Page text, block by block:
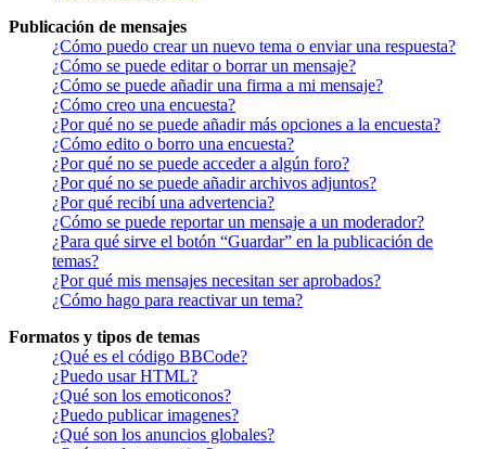
Publicación de mensajes
¿Cómo puedo crear un nuevo tema o enviar una respuesta?
¿Cómo se puede editar o borrar un mensaje?
¿Cómo se puede añadir una firma a mi mensaje?
¿Cómo creo una encuesta?
¿Por qué no se puede añadir más opciones a la encuesta?
¿Cómo edito o borro una encuesta?
¿Por qué no se puede acceder a algún foro?
¿Por qué no se puede añadir archivos adjuntos?
¿Por qué recibí una advertencia?
¿Cómo se puede reportar un mensaje a un moderador?
¿Para qué sirve el botón “Guardar” en la publicación de
temas?
¿Por qué mis mensajes necesitan ser aprobados?
¿Cómo hago para reactivar un tema?
Formatos y tipos de temas
¿Qué es el código BBCode?
¿Puedo usar HTML?
¿Qué son los emoticonos?
¿Puedo publicar imagenes?
¿Qué son los anuncios globales?